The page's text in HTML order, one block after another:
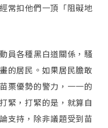
常扣他們一頂「阻礙地
員各種黑白道關係，騷
的居民。如果居民膽敢
栗優勢的警力，一一的
緊，打緊的是，就算自
支持，除非議題受到苗